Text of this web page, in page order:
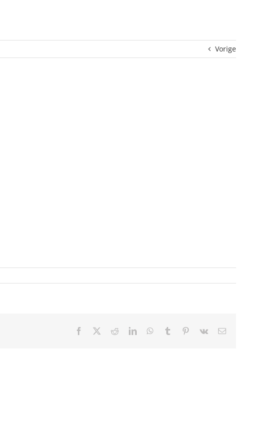
Vorige
Facebook RedditLinkedInWhatsApp
Tumblr Pinterest
Vk
E-